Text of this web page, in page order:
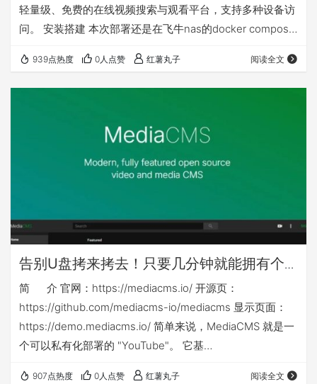
轻量级、免费的在线视频搜索与观看平台，支持多种设备访
问。 安装搭建 本次部署还是在飞牛nas的docker compose
其他nas可能还需对应修改nas侧映射目录或手动建立nas侧
目录 本篇相关yml等文件下载链接： ht…
939点热度 0人点赞 红薯丸子 阅读全文
告别U盘拷来拷去！只要几分钟就能拥有个
人或企业专属「影音库」：mediacms
简 介 官网：https://mediacms.io/ 开源页：
https://github.com/mediacms-io/mediacms 显示页面：
https://demo.mediacms.io/ 简单来说，MediaCMS 就是一
个可以私有化部署的 "YouTube"。 它基
907点热度 0人点赞 红薯丸子 阅读全文